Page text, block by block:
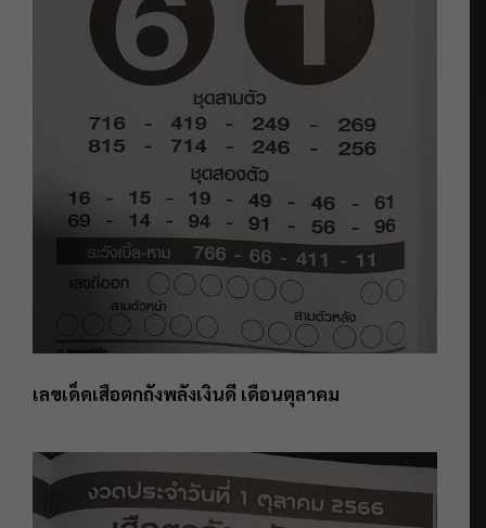
เลขเด็ดเสือตกถังพลังเงินดี เดือนตุลาคม